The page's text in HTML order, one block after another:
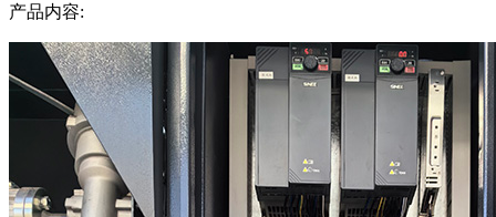
产品内容: